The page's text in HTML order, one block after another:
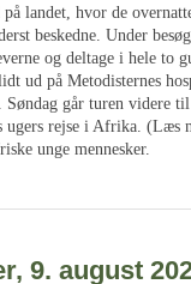
landet, hvor de
beskedne. Under
og deltage i hele to
ud på Metodisternes
Søndag går turen videre
ugers rejse i Afrika. (Læs
unge mennesker.
9. august